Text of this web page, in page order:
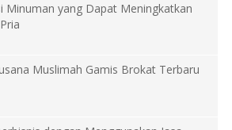
Minuman yang Dapat Meningkatkan
Muslimah Gamis Brokat Terbaru